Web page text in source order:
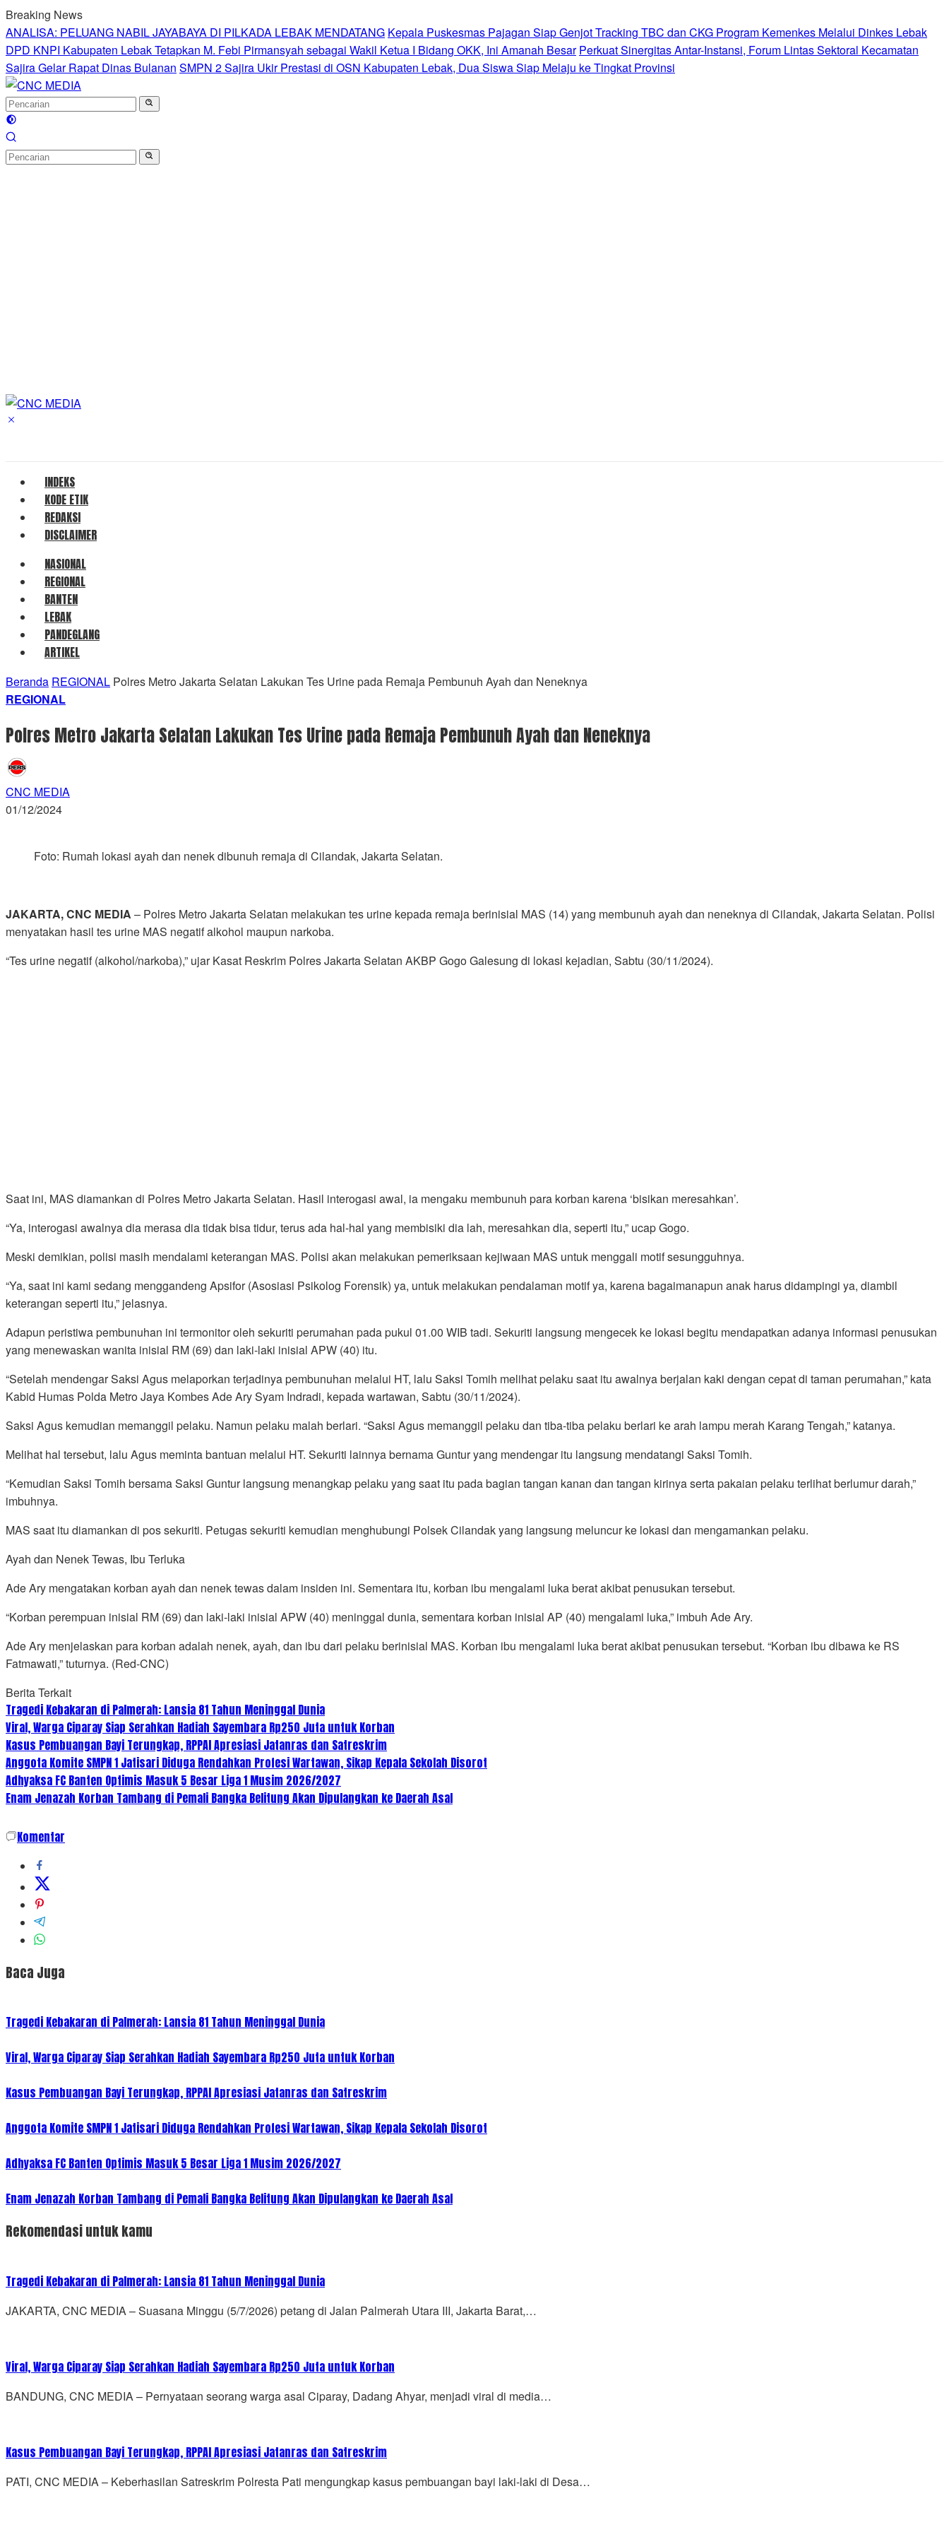
Langsung
ke
konten
Breaking News
ANALISA: PELUANG NABIL JAYABAYA DI PILKADA LEBAK MENDATANG Kepala Puskesmas Pajagan Siap Genjot Tracking TBC dan CKG Program Kemenkes Melalui Dinkes Lebak
DPD KNPI Kabupaten Lebak Tetapkan M. Febi Pirmansyah sebagai Wakil Ketua I Bidang OKK, Ini Amanah Besar Perkuat Sinergitas Antar-Instansi, Forum Lintas Sektoral Kecamatan
Sajira Gelar Rapat Dinas Bulanan SMPN 2 Sajira Ukir Prestasi di OSN Kabupaten Lebak, Dua Siswa Siap Melaju ke Tingkat Provinsi
INDEKS
KODE ETIK
REDAKSI
DISCLAIMER
NASIONAL
REGIONAL
BANTEN
LEBAK
PANDEGLANG
ARTIKEL
Beranda REGIONAL Polres Metro Jakarta Selatan Lakukan Tes Urine pada Remaja Pembunuh Ayah dan Neneknya
REGIONAL
Polres Metro Jakarta Selatan Lakukan Tes Urine pada Remaja Pembunuh Ayah dan Neneknya
CNC MEDIA
01/12/2024
Foto: Rumah lokasi ayah dan nenek dibunuh remaja di Cilandak, Jakarta Selatan.
JAKARTA, CNC MEDIA – Polres Metro Jakarta Selatan melakukan tes urine kepada remaja berinisial MAS (14) yang membunuh ayah dan neneknya di Cilandak, Jakarta Selatan. Polisi
menyatakan hasil tes urine MAS negatif alkohol maupun narkoba.
“Tes urine negatif (alkohol/narkoba),” ujar Kasat Reskrim Polres Jakarta Selatan AKBP Gogo Galesung di lokasi kejadian, Sabtu (30/11/2024).
Saat ini, MAS diamankan di Polres Metro Jakarta Selatan. Hasil interogasi awal, ia mengaku membunuh para korban karena ‘bisikan meresahkan’.
“Ya, interogasi awalnya dia merasa dia tidak bisa tidur, terus ada hal-hal yang membisiki dia lah, meresahkan dia, seperti itu,” ucap Gogo.
Meski demikian, polisi masih mendalami keterangan MAS. Polisi akan melakukan pemeriksaan kejiwaan MAS untuk menggali motif sesungguhnya.
“Ya, saat ini kami sedang menggandeng Apsifor (Asosiasi Psikolog Forensik) ya, untuk melakukan pendalaman motif ya, karena bagaimanapun anak harus didampingi ya, diambil
keterangan seperti itu,” jelasnya.
Adapun peristiwa pembunuhan ini termonitor oleh sekuriti perumahan pada pukul 01.00 WIB tadi. Sekuriti langsung mengecek ke lokasi begitu mendapatkan adanya informasi penusukan
yang menewaskan wanita inisial RM (69) dan laki-laki inisial APW (40) itu.
“Setelah mendengar Saksi Agus melaporkan terjadinya pembunuhan melalui HT, lalu Saksi Tomih melihat pelaku saat itu awalnya berjalan kaki dengan cepat di taman perumahan,” kata
Kabid Humas Polda Metro Jaya Kombes Ade Ary Syam Indradi, kepada wartawan, Sabtu (30/11/2024).
Saksi Agus kemudian memanggil pelaku. Namun pelaku malah berlari. “Saksi Agus memanggil pelaku dan tiba-tiba pelaku berlari ke arah lampu merah Karang Tengah,” katanya.
Melihat hal tersebut, lalu Agus meminta bantuan melalui HT. Sekuriti lainnya bernama Guntur yang mendengar itu langsung mendatangi Saksi Tomih.
“Kemudian Saksi Tomih bersama Saksi Guntur langsung menangkap pelaku yang saat itu pada bagian tangan kanan dan tangan kirinya serta pakaian pelaku terlihat berlumur darah,”
imbuhnya.
MAS saat itu diamankan di pos sekuriti. Petugas sekuriti kemudian menghubungi Polsek Cilandak yang langsung meluncur ke lokasi dan mengamankan pelaku.
Ayah dan Nenek Tewas, Ibu Terluka
Ade Ary mengatakan korban ayah dan nenek tewas dalam insiden ini. Sementara itu, korban ibu mengalami luka berat akibat penusukan tersebut.
“Korban perempuan inisial RM (69) dan laki-laki inisial APW (40) meninggal dunia, sementara korban inisial AP (40) mengalami luka,” imbuh Ade Ary.
Ade Ary menjelaskan para korban adalah nenek, ayah, dan ibu dari pelaku berinisial MAS. Korban ibu mengalami luka berat akibat penusukan tersebut. “Korban ibu dibawa ke RS
Fatmawati,” tuturnya. (Red-CNC)
Berita Terkait
Tragedi Kebakaran di Palmerah: Lansia 81 Tahun Meninggal Dunia
Viral, Warga Ciparay Siap Serahkan Hadiah Sayembara Rp250 Juta untuk Korban
Kasus Pembuangan Bayi Terungkap, RPPAI Apresiasi Jatanras dan Satreskrim
Anggota Komite SMPN 1 Jatisari Diduga Rendahkan Profesi Wartawan, Sikap Kepala Sekolah Disorot
Adhyaksa FC Banten Optimis Masuk 5 Besar Liga 1 Musim 2026/2027
Enam Jenazah Korban Tambang di Pemali Bangka Belitung Akan Dipulangkan ke Daerah Asal
Komentar
Baca Juga
Tragedi Kebakaran di Palmerah: Lansia 81 Tahun Meninggal Dunia
Viral, Warga Ciparay Siap Serahkan Hadiah Sayembara Rp250 Juta untuk Korban
Kasus Pembuangan Bayi Terungkap, RPPAI Apresiasi Jatanras dan Satreskrim
Anggota Komite SMPN 1 Jatisari Diduga Rendahkan Profesi Wartawan, Sikap Kepala Sekolah Disorot
Adhyaksa FC Banten Optimis Masuk 5 Besar Liga 1 Musim 2026/2027
Enam Jenazah Korban Tambang di Pemali Bangka Belitung Akan Dipulangkan ke Daerah Asal
Rekomendasi untuk kamu
Tragedi Kebakaran di Palmerah: Lansia 81 Tahun Meninggal Dunia
JAKARTA, CNC MEDIA – Suasana Minggu (5/7/2026) petang di Jalan Palmerah Utara III, Jakarta Barat,…
Viral, Warga Ciparay Siap Serahkan Hadiah Sayembara Rp250 Juta untuk Korban
BANDUNG, CNC MEDIA – Pernyataan seorang warga asal Ciparay, Dadang Ahyar, menjadi viral di media…
Kasus Pembuangan Bayi Terungkap, RPPAI Apresiasi Jatanras dan Satreskrim
PATI, CNC MEDIA – Keberhasilan Satreskrim Polresta Pati mengungkap kasus pembuangan bayi laki-laki di Desa…